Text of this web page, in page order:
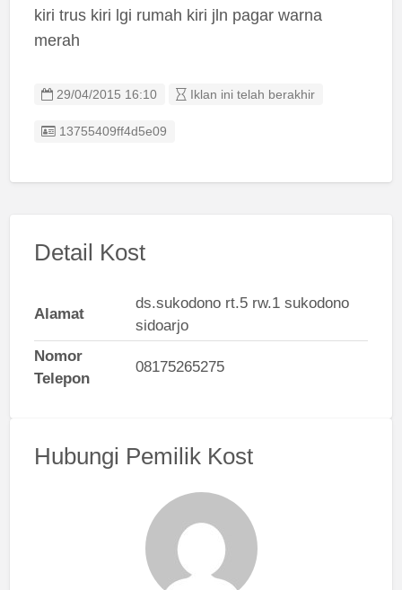
kiri trus kiri lgi rumah kiri jln pagar warna
merah
29/04/2015 16:10 Iklan ini telah berakhir
Listing ID
13755409ff4d5e09
Detail Kost
Alamat
ds.sukodono rt.5 rw.1 sukodono
sidoarjo
Nomor
Telepon
08175265275
Hubungi Pemilik Kost